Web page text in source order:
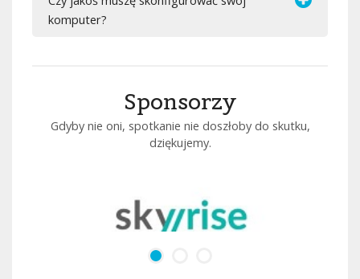
komputer?
Sponsorzy
Gdyby nie oni, spotkanie nie doszłoby do skutku,
dziękujemy.